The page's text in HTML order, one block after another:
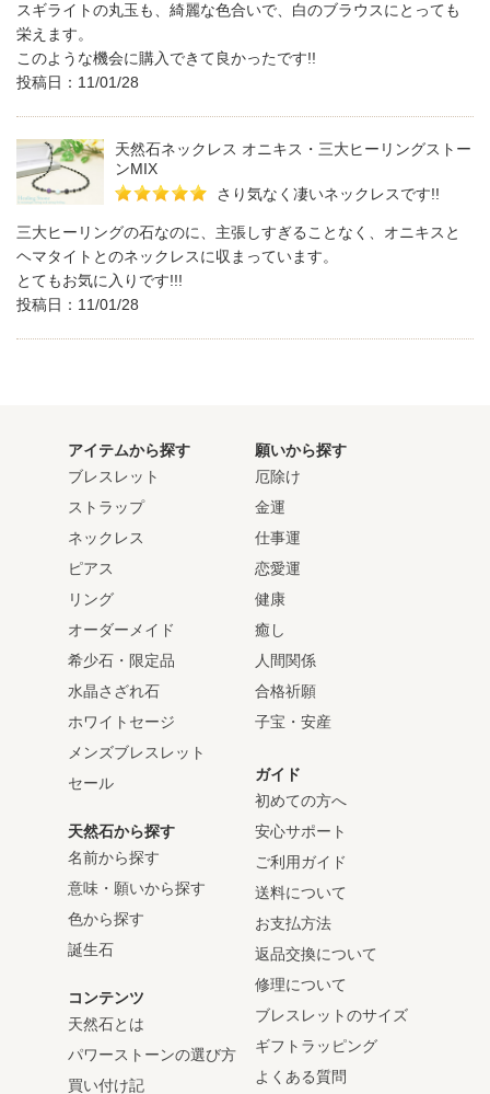
スギライトの丸玉も、綺麗な色合いで、白のブラウスにとっても
栄えます。
このような機会に購入できて良かったです!!
投稿日：11/01/28
天然石ネックレス オニキス・三大ヒーリングストー
ンMIX
さり気なく凄いネックレスです!!
三大ヒーリングの石なのに、主張しすぎることなく、オニキスと
ヘマタイトとのネックレスに収まっています。
とてもお気に入りです!!!
投稿日：11/01/28
アイテムから探す
ブレスレット
ストラップ
ネックレス
ピアス
リング
オーダーメイド
希少石・限定品
水晶さざれ石
ホワイトセージ
メンズブレスレット
セール
願いから探す
厄除け
金運
仕事運
恋愛運
健康
癒し
人間関係
合格祈願
子宝・安産
天然石から探す
名前から探す
意味・願いから探す
色から探す
誕生石
コンテンツ
天然石とは
パワーストーンの選び方
買い付け記
ガイド
初めての方へ
安心サポート
ご利用ガイド
送料について
お支払方法
返品交換について
修理について
ブレスレットのサイズ
ギフトラッピング
よくある質問